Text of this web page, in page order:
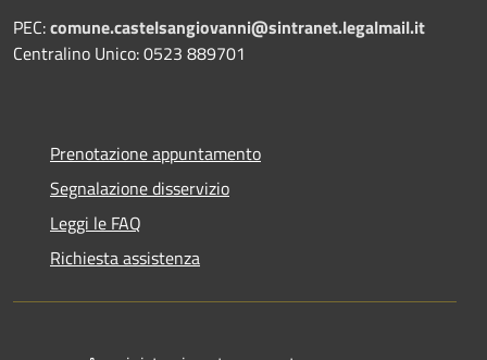
PEC:comune.castelsangiovanni@sintranet.legalmail.it
Centralino Unico: 0523 889701
Prenotazione appuntamento
Segnalazione disservizio
Leggi le FAQ
Richiesta assistenza